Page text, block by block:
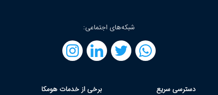
شبکه‌های اجتماعی:
دسترسی سریع برخی از خدمات هومکا